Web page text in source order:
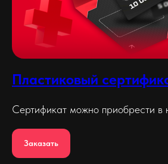
Пластиковый
Сертификат можно приобрести в
Заказать